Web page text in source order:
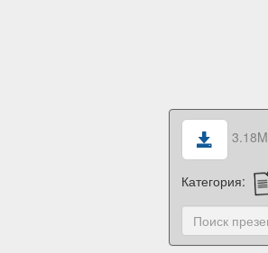
3.18M
Категория: